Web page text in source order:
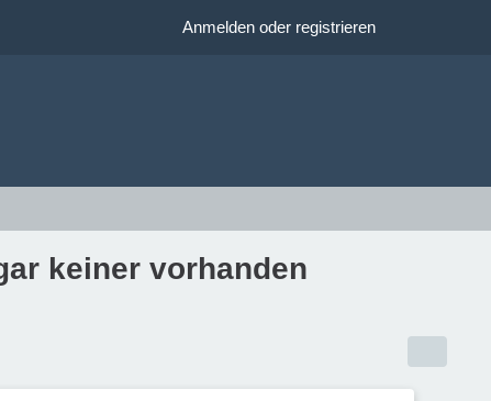
Anmelden oder registrieren
keiner vorhanden